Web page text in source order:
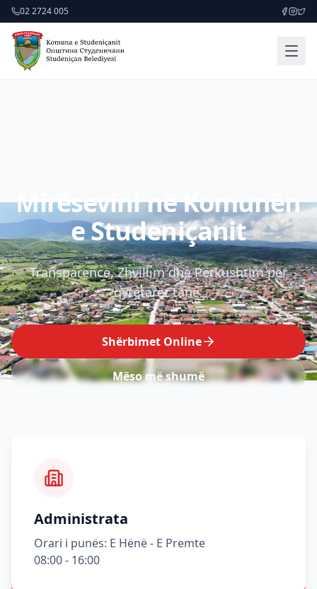
02 2724 005
Mirësevini në Komunën
e Studeniçanit
Transparencë, Zhvillim dhe Përkushtim për
qytetarët tanë.
Shërbimet Online
Mëso më shumë
Administrata
Orari i punës: E Hënë - E Premte
08:00 - 16:00